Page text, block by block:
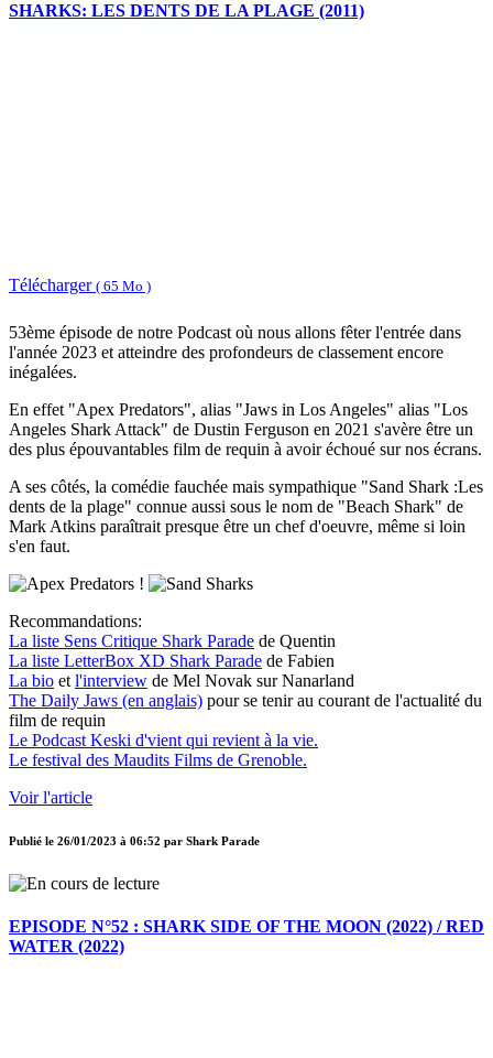
SHARKS: LES DENTS DE LA PLAGE (2011)
Télécharger ( 65 Mo )
53ème épisode de notre Podcast où nous allons fêter l'entrée dans
l'année 2023 et atteindre des profondeurs de classement encore
inégalées.
En effet "Apex Predators", alias "Jaws in Los Angeles" alias "Los
Angeles Shark Attack" de Dustin Ferguson en 2021 s'avère être un
des plus épouvantables film de requin à avoir échoué sur nos écrans.
A ses côtés, la comédie fauchée mais sympathique "Sand Shark :Les
dents de la plage" connue aussi sous le nom de "Beach Shark" de
Mark Atkins paraîtrait presque être un chef d'oeuvre, même si loin
s'en faut.
!
Recommandations:
La liste Sens Critique Shark Parade de Quentin
La liste LetterBox XD Shark Parade de Fabien
La bio et l'interview de Mel Novak sur Nanarland
The Daily Jaws (en anglais) pour se tenir au courant de l'actualité du
film de requin
Le Podcast Keski d'vient qui revient à la vie.
Le festival des Maudits Films de Grenoble.
Voir l'article
Publié le 26/01/2023 à 06:52 par Shark Parade
EPISODE N°52 : SHARK SIDE OF THE MOON (2022) / RED
WATER (2022)